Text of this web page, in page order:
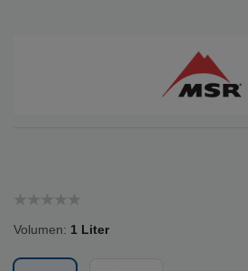
Volumen: 1 Liter